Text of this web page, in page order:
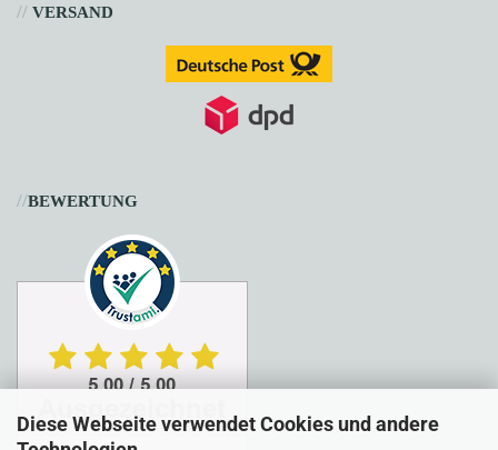
Diese Webseite verwendet Cookies und andere
// VERSAND
//BEWERTUNG